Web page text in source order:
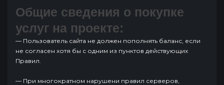
Общие сведения о покупке
услуг на проекте:
— Пользователь сайта не должен пополнять баланс, если
не согласен хотя бы с одним из пунктов действующих
Правил.
— При многократном нарушени правил серверов,